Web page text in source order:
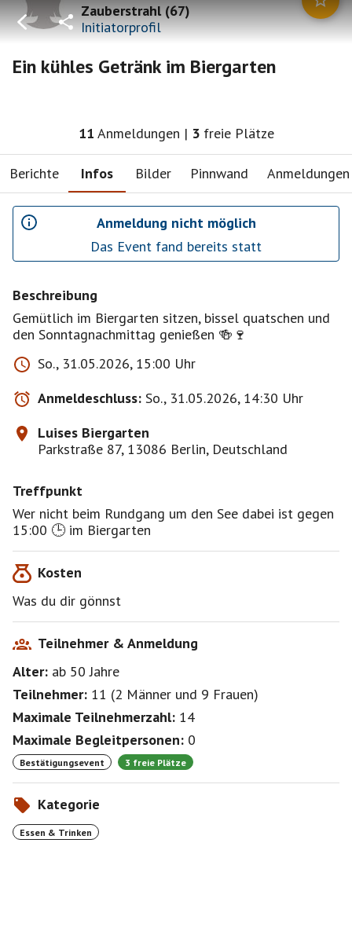
Zauberstrahl(67)
Initiatorprofil
Ein kühles Getränk im Biergarten
11 Anmeldungen | 3 freie Plätze
Berichte Infos Bilder Pinnwand Anmeldungen
Anmeldung nicht möglich
Das Event fand bereits statt
Beschreibung
Gemütlich im Biergarten sitzen, bissel quatschen und
den Sonntagnachmittag genießen 🍻🍷
So., 31.05.2026, 15:00 Uhr
Anmeldeschluss: So., 31.05.2026, 14:30 Uhr
Luises Biergarten
Parkstraße 87, 13086 Berlin, Deutschland
Treffpunkt
Wer nicht beim Rundgang um den See dabei ist gegen
15:00 🕒 im Biergarten
Kosten
Was du dir gönnst
Teilnehmer & Anmeldung
Alter: ab 50Jahre
Teilnehmer: 11 (2 Männer und 9 Frauen)
Maximale Teilnehmerzahl: 14
Maximale Begleitpersonen: 0
Bestätigungsevent 3 freie Plätze
Kategorie
Essen & Trinken